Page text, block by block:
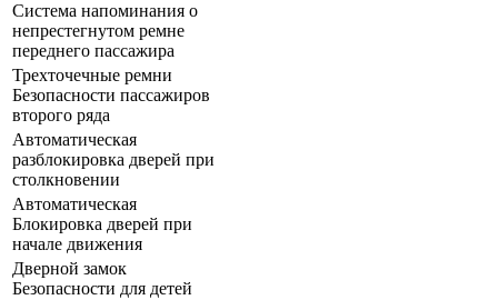
Система напоминания о
непрестегнутом ремне
переднего пассажира
Трехточечные ремни
Безопасности пассажиров
второго ряда
Автоматическая
разблокировка дверей при
столкновении
Автоматическая
Блокировка дверей при
начале движения
Дверной замок
Безопасности для детей